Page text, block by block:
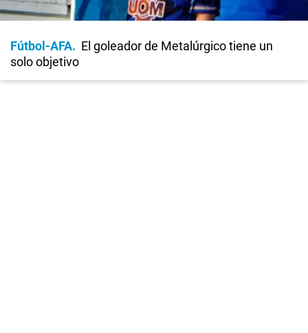
Fútbol-AFA
El goleador de Metalúrgico tiene un
solo objetivo